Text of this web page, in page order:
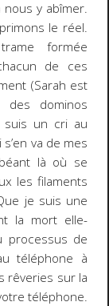
nous y abîmer.
le réel.
formée
de ces
(Sarah est
dominos
suis un cri au
va de mes
là où se
les filaments
je suis une
la mort elle-
processus de
téléphone à
rêveries sur la
téléphone.